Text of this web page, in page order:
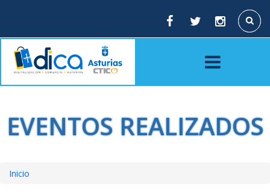
principal
Buscar
EVENTOS REALIZADOS
Inicio